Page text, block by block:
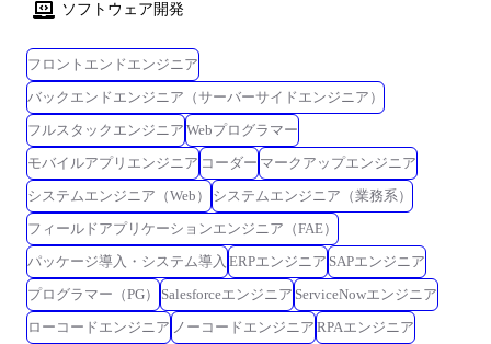
ソフトウェア開発
フロントエンドエンジニア
バックエンドエンジニア（サーバーサイドエンジニア）
フルスタックエンジニア Webプログラマー
モバイルアプリエンジニア コーダー マークアップエンジニア
システムエンジニア（Web）
システムエンジニア（業務系）
フィールドアプリケーションエンジニア（FAE）
パッケージ導入・システム導入 ERPエンジニア SAPエンジニア
プログラマー（PG）
Salesforceエンジニア ServiceNowエンジニア
ローコードエンジニア ノーコードエンジニア RPAエンジニア